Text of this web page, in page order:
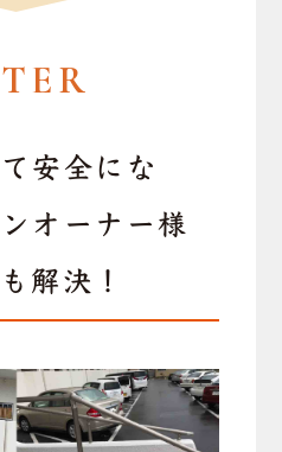
安全にな
オーナー様
解決！